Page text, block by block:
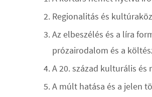
Regionalitás és
Az elbeszélés és a líra
prózairodalom és a
A 20. század kulturális és
A múlt hatása és a jelen